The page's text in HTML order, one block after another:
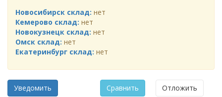
Новосибирск склад: нет
Кемерово склад: нет
Новокузнецк склад: нет
Омск склад: нет
Екатеринбург склад: нет
Уведомить Сравнить Отложить